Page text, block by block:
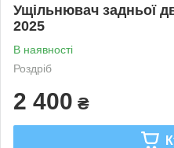
Ущільнювач задньої
2025
В наявності
Роздріб
2 400 ₴